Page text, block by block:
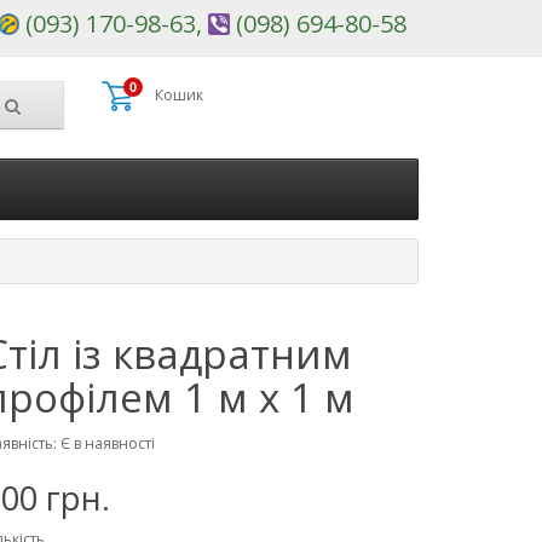
(093) 170-98-63, (098) 694-80-58
0 Кошик
із квадратним
1 м х 1 м
Є в наявності
грн.